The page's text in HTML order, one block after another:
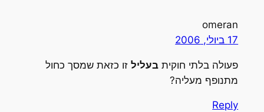
omeran
17 ביולי, 2006
פעולה בלתי חוקית בעלילזו כזאת שמסך כחול
מתנופף מעליה?
Reply